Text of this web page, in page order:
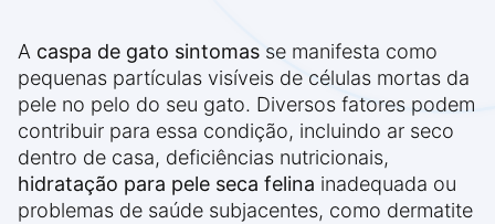
A caspa de gato sintomas se manifesta como
pequenas partículas visíveis de células mortas da
pele no pelo do seu gato. Diversos fatores podem
contribuir para essa condição, incluindo ar seco
dentro de casa, deficiências nutricionais,
hidratação para pele seca felina inadequada ou
problemas de saúde subjacentes, como dermatite